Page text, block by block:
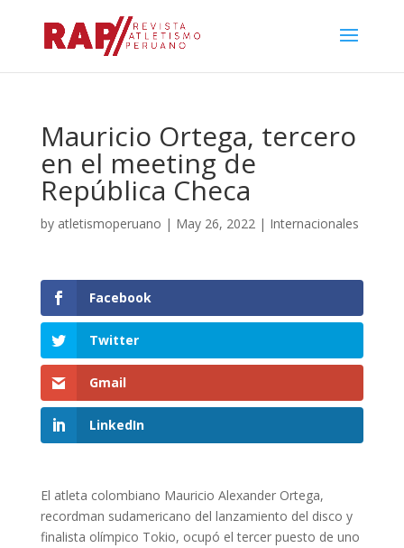
Mauricio Ortega, tercero
en el meeting de
República Checa
by atletismoperuano | May 26, 2022| Internacionales
Facebook
Twitter
Gmail
LinkedIn
El atleta colombiano Mauricio Alexander Ortega,
recordman sudamericano del lanzamiento del disco y
finalista olímpico Tokio, ocupó el tercer puesto de uno